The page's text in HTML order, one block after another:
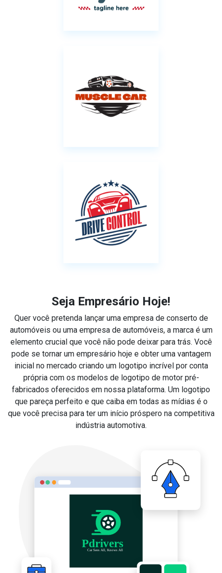
Seja Empresário Hoje!
Quer você pretenda lançar uma empresa de conserto de
automóveis ou uma empresa de automóveis, a marca é um
elemento crucial que você não pode deixar para trás. Você
pode se tornar um empresário hoje e obter uma vantagem
inicial no mercado criando um logotipo incrível por conta
própria com os modelos de logotipo de motor pré-
fabricados oferecidos em nossa plataforma. Um logotipo
que pareça perfeito e que caiba em todas as mídias é o
que você precisa para ter um início próspero na competitiva
indústria automotiva.